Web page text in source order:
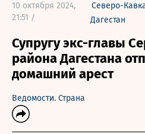
10 октября 2024,
21:51 /
Северо-
Дагестан
Супругу экс-главы
района Дагестана
домашний арест
Ведомости. Страна